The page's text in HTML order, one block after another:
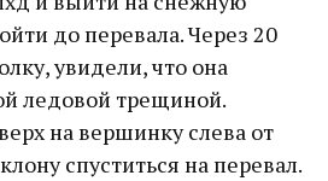
до перевала. Через 20
увидели, что она
ледовой трещиной.
на вершинку слева от
спуститься на перевал.